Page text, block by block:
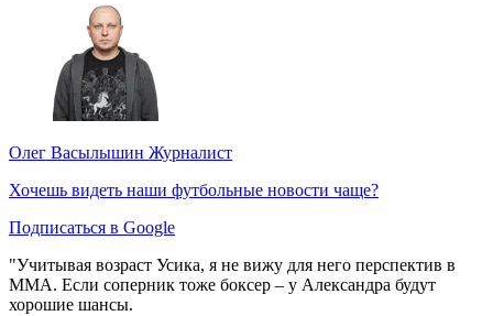
Олег Васылышин Журналист
Хочешь видеть наши футбольные новости чаще?
Подписаться в Google
"Учитывая возраст Усика, я не вижу для него перспектив в
ММА. Если соперник тоже боксер – у Александра будут
хорошие шансы.